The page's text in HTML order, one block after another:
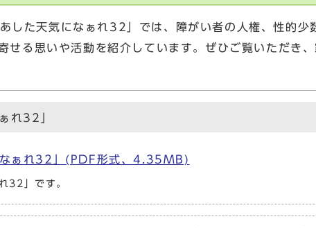
た天気になぁれ32」では、障がい者の人権、性的少
せる思いや活動を紹介しています。ぜひご覧いただき
れ32」
ぁれ32」(PDF形式、4.35MB)
32」です。